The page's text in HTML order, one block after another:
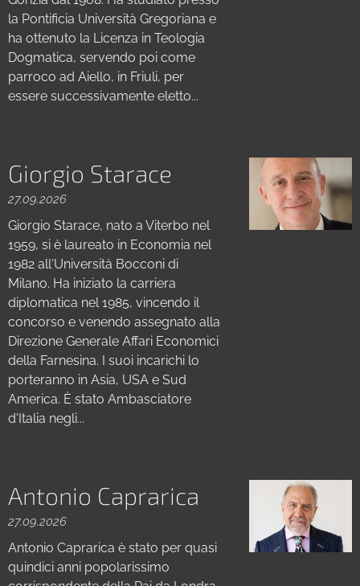
la Pontificia Università Gregoriana e
ha ottenuto la Licenza in Teologia
Dogmatica, servendo poi come
parroco ad Aiello, in Friuli, per
essere successivamente eletto...
Giorgio Starace
27.09.2026
Giorgio Starace, nato a Viterbo nel
1959, si è laureato in Economia nel
1982 all'Università Bocconi di
Milano. Ha iniziato la carriera
diplomatica nel 1985, vincendo il
concorso e venendo assegnato alla
Direzione Generale Affari Economici
della Farnesina. I suoi incarichi lo
porteranno in Asia, USA e Sud
America. È stato Ambasciatore
d'Italia negli...
Antonio Caprarica
27.09.2026
Antonio Caprarica è stato per quasi
quindici anni popolarissimo